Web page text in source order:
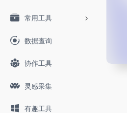
常用工具
数据查询
协作工具
灵感采集
有趣工具